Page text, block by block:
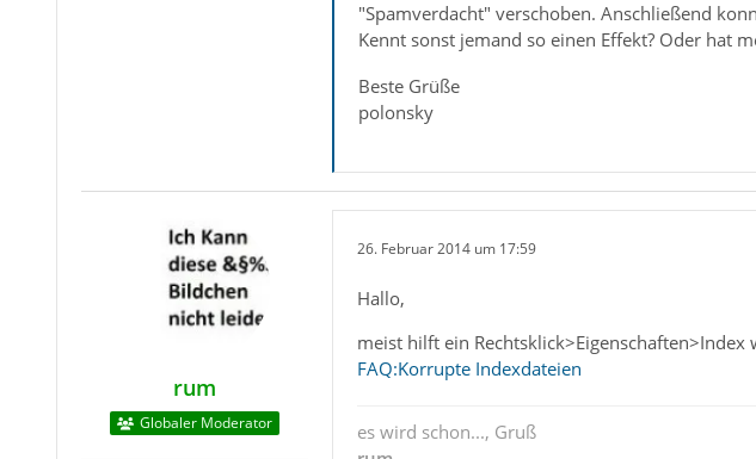
"Spamverdacht" verschoben. Anschließend
Kennt sonst jemand so einen Effekt? Oder hat
Beste Grüße
polonsky
rum
Globaler Moderator
26. Februar 2014 um 17:59
Hallo,
meist hilft ein
FAQ:Korrupte Indexdateien
es wird schon..., Gruß